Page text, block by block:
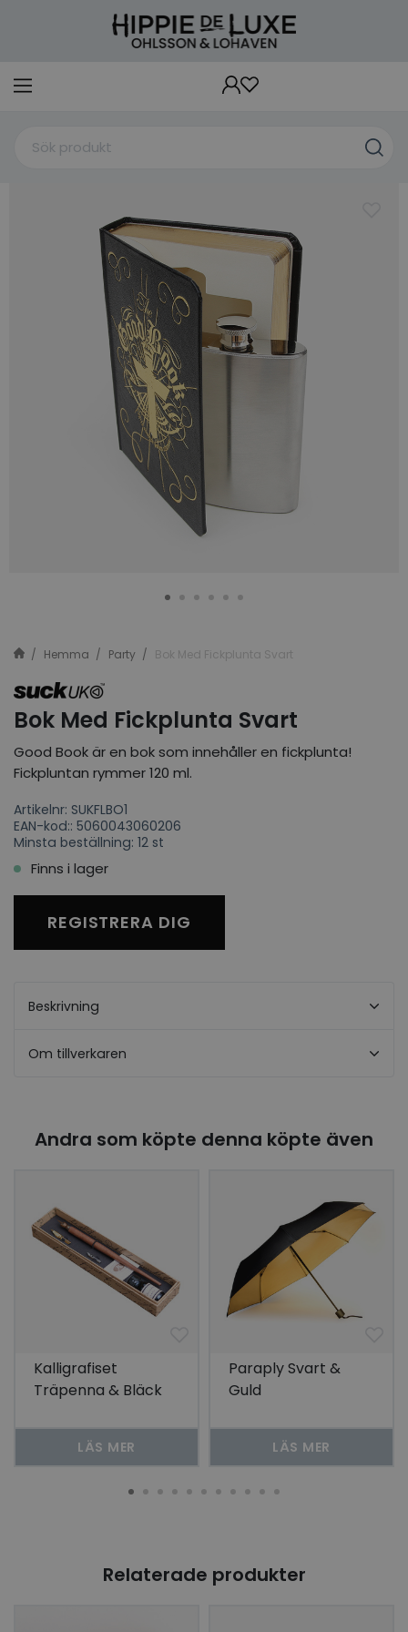
Hemma Party Bok Med Fickplunta Svart
Bok Med Fickplunta Svart
Good Book är en bok som innehåller en fickplunta!
Fickpluntan rymmer 120 ml.
Artikelnr: SUKFLBO1
EAN-kod:: 5060043060206
Minsta beställning: 12 st
Finns i lager
REGISTRERA DIG
Beskrivning
Om tillverkaren
Andra som köpte denna köpte även
Kalligrafiset
Träpenna & Bläck
LÄS MER
Paraply Svart &
Guld
LÄS MER
Relaterade produkter